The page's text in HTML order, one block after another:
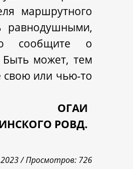
маршрутного
равнодушными,
сообщите о
может, тем
свою или чью-то
ОГАИ
РОВД.
/Просмотров: 726